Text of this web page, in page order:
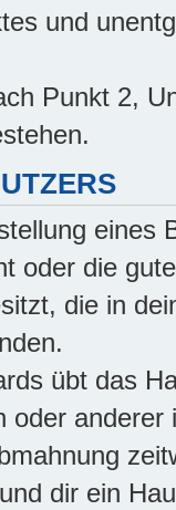
und
Punkt 2,
eines
oder die
die in
übt das
oder
dir ein